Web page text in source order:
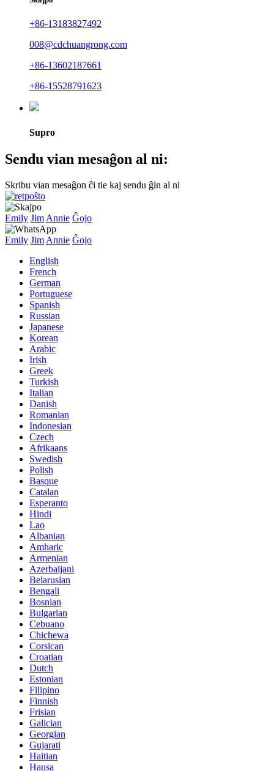
+86-13183827492
008@cdchuangrong.com
+86-13602187661
+86-15528791623
Supro
Sendu vian mesaĝon al ni:
Skribu vian mesaĝon ĉi tie kaj sendu ĝin al ni
Emily Jim Annie Ĝojo
Emily Jim Annie Ĝojo
English
French
German
Portuguese
Spanish
Russian
Japanese
Korean
Arabic
Irish
Greek
Turkish
Italian
Danish
Romanian
Indonesian
Czech
Afrikaans
Swedish
Polish
Basque
Catalan
Esperanto
Hindi
Lao
Albanian
Amharic
Armenian
Azerbaijani
Belarusian
Bengali
Bosnian
Bulgarian
Cebuano
Chichewa
Corsican
Croatian
Dutch
Estonian
Filipino
Finnish
Frisian
Galician
Georgian
Gujarati
Haitian
Hausa